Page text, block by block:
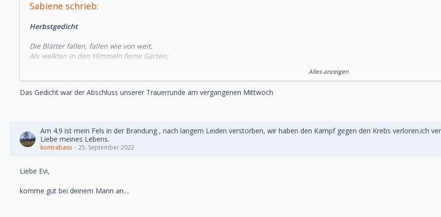
Sabiene schrieb:
Herbstgedicht
Die Blätter fallen, fallen wie von weit,
Als welkten in den Himmeln ferne Gärten;
Wir alle fallen. Diese Hand da fällt.
(Rainer Maria Rilke)
Alles anzeigen
Das Gedicht war der Abschluss unserer Trauerrunde am vergangenen Mittwoch
Am 4.9 ist mein Fels in der Brandung , nach langem Leiden verstorben, wir haben den Kampf gegen den Krebs verloren.ich
Liebe meines Lebens.
kontrabass 25. September 2022
Liebe Evi,
komme gut bei deinem Mann an....